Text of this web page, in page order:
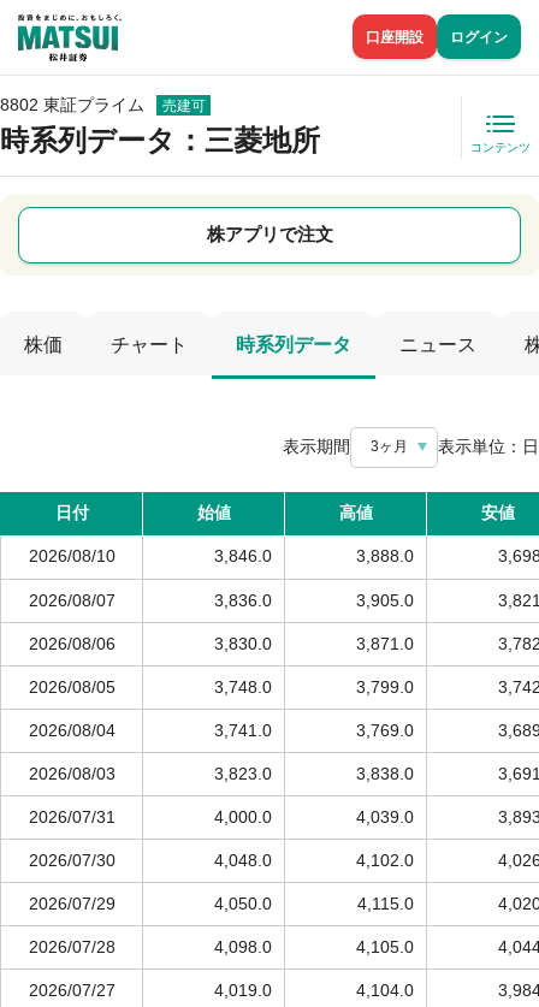
口座開設 ログイン
8802 東証プライム 売建可
時系列データ ：三菱地所 コンテンツ
株アプリで注文
株価 チャート 時系列データ ニュース
表示期間 3ヶ月 表示単位： 日
日付 始値 高値 安値
2026/08/10 3,846.0 3,888.0
2026/08/07 3,836.0 3,905.0
2026/08/06 3,830.0 3,871.0
2026/08/05 3,748.0 3,799.0
2026/08/04 3,741.0 3,769.0
2026/08/03 3,823.0 3,838.0
2026/07/31 4,000.0 4,039.0
2026/07/30 4,048.0 4,102.0
2026/07/29 4,050.0 4,115.0
2026/07/28 4,098.0 4,105.0
2026/07/27 4,019.0 4,104.0